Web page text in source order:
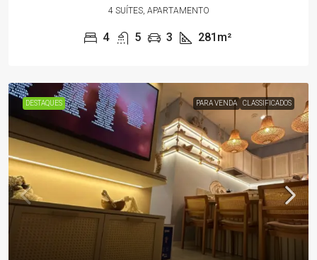
4 SUÍTES, APARTAMENTO
4 5 3 281m²
DESTAQUES PARA VENDA CLASSIFICADOS